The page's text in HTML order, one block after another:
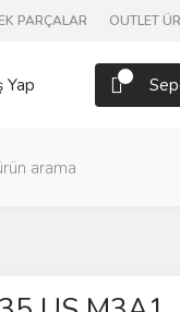
PARÇALAR OUTLET
Yap